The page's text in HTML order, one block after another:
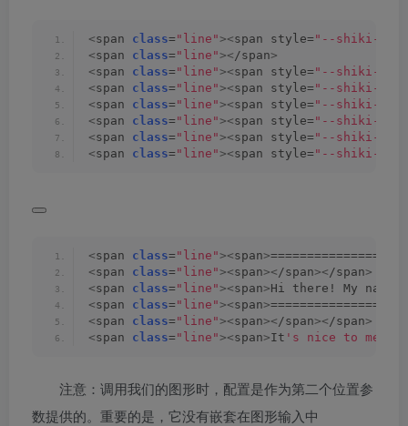
<span class= "line"><span style= "--shiki-
<span class= "line">< /span>
<span class= "line"><span style= "--shiki-
<span class= "line"><span style= "--shiki-
<span class= "line"><span style= "--shiki-
<span class= "line"><span style= "--shiki-
<span class= "line"><span style= "--shiki-
<span class= "line"><span style= "--shiki-
<span class= "line"><span>
<span class= "line"><span>< /span>< /span>
<span class= "line"><span>Hi there! My
<span class= "line"><span>
<span class= "line"><span>< /span>< /span>
<span class= "line"><span>It 's nice to
注意：调用我们的图形时，配置是作为第二个位置参
数提供的。重要的是，它没有嵌套在图形输入中